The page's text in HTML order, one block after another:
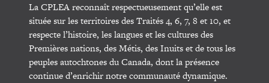
La CPLEA reconnaît respectueusement qu’elle est
située sur les territoires des Traités 4, 6, 7, 8 et 10, et
respecte l’histoire, les langues et les cultures des
Premières nations, des Métis, des Inuits et de tous les
peuples autochtones du Canada, dont la présence
continue d’enrichir notre communauté dynamique.